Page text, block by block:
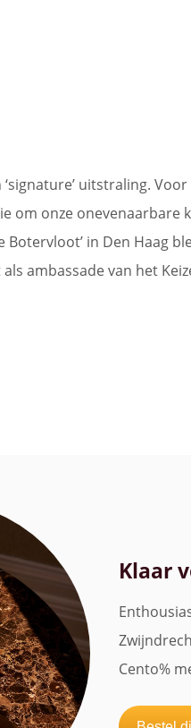
uitstraling. Voor
om onze onevenaarbare
in Den Haag
ambassade van het
Klaar
Cento%